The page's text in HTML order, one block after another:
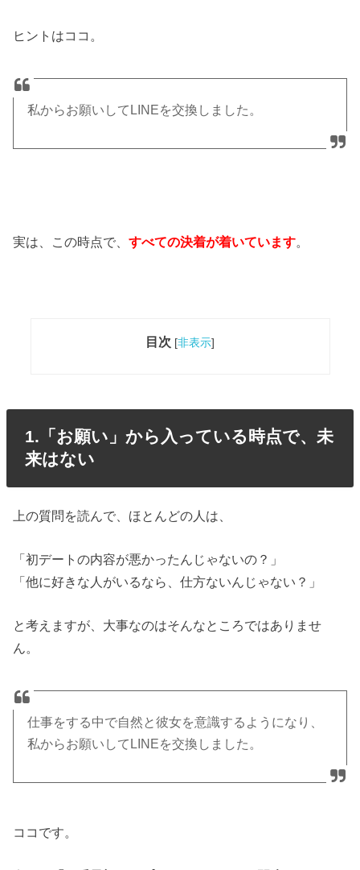
ヒントはココ。
私からお願いしてLINEを交換しました。
実は、この時点で、すべての決着が着いています。
目次 [非表示]
1.「お願い」から入っている時点で、未
来はない
上の質問を読んで、ほとんどの人は、
「初デートの内容が悪かったんじゃないの？」
「他に好きな人がいるなら、仕方ないんじゃない？」
と考えますが、大事なのはそんなところではありませ
ん。
仕事をする中で自然と彼女を意識するようになり、
私からお願いしてLINEを交換しました。
ココです。